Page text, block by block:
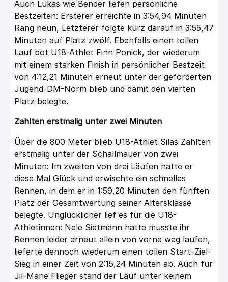
Auch Lukas wie Bender liefen persönliche
Bestzeiten: Ersterer erreichte in 3:54,94 Minuten
Rang neun, Letzterer folgte kurz darauf in 3:55,47
Minuten auf Platz zwölf. Ebenfalls einen tollen
Lauf bot U18-Athlet Finn Ponick, der wiederum
mit einem starken Finish in persönlicher Bestzeit
von 4:12,21 Minuten erneut unter der geforderten
Jugend-DM-Norm blieb und damit den vierten
Platz belegte.
Zahlten erstmalig unter zwei Minuten
Über die 800 Meter blieb U18-Athlet Silas Zahlten
erstmalig unter der Schallmauer von zwei
Minuten: Im zweiten von drei Läufen hatte er
diese Mal Glück und erwischte ein schnelles
Rennen, in dem er in 1:59,20 Minuten den fünften
Platz der Gesamtwertung seiner Altersklasse
belegte. Unglücklicher lief es für die U18-
Athletinnen: Nele Sietmann hatte musste ihr
Rennen leider erneut allein von vorne weg laufen,
lieferte dennoch wiederum einen tollen Start-Ziel-
Sieg in einer Zeit von 2:15,24 Minuten ab. Auch für
Jil-Marie Flieger stand der Lauf unter keinem